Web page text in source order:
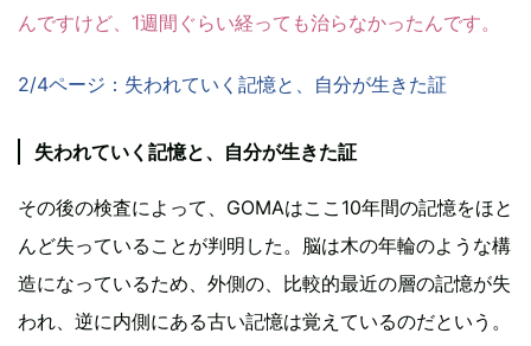
んですけど、1週間ぐらい経っても治らなかったんです。
2/4ページ：失われていく記憶と、自分が生きた証
失われていく記憶と、自分が生きた証
その後の検査によって、GOMAはここ10年間の記憶をほと
んど失っていることが判明した。脳は木の年輪のような構
造になっているため、外側の、比較的最近の層の記憶が失
われ、逆に内側にある古い記憶は覚えているのだという。